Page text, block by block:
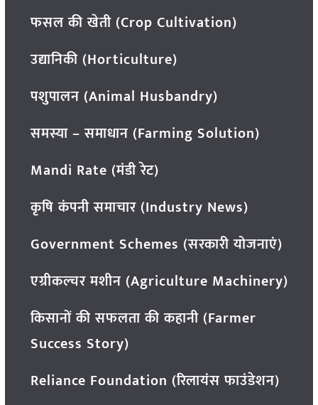
फसल की खेती (Crop Cultivation)
उद्यानिकी (Horticulture)
पशुपालन (Animal Husbandry)
समस्या – समाधान (Farming Solution)
Mandi Rate (मंडी रेट)
कृषि कंपनी समाचार (Industry News)
Government Schemes (सरकारी योजनाएं)
एग्रीकल्चर मशीन (Agriculture Machinery)
किसानों की सफलता की कहानी (Farmer
Success Story)
Reliance Foundation (रिलायंस फाउंडेशन)